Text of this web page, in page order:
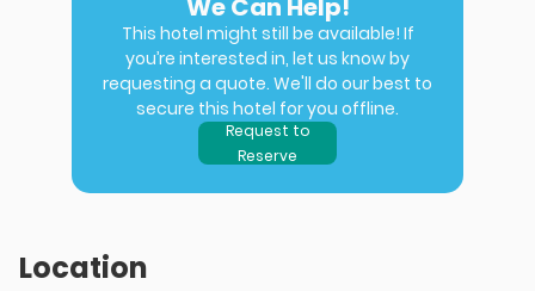
We Can Help!
This hotel might still be available! If
you’re interested in, let us know by
requesting a quote. We'll do our best to
secure this hotel for you offline.
Request to
Reserve
Location